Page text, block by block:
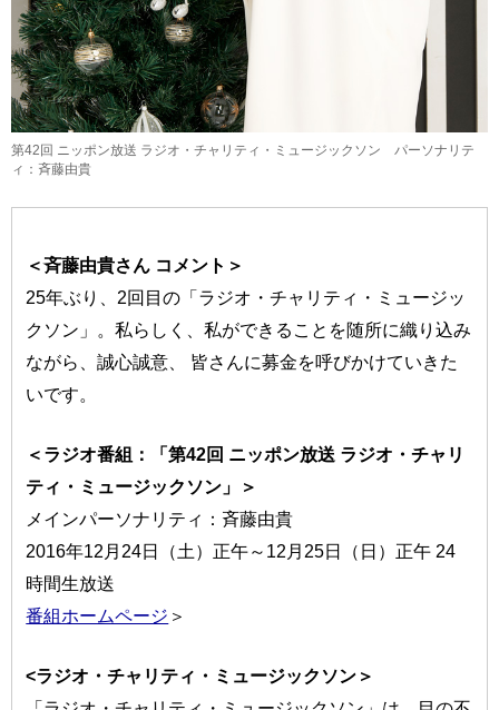
第42回 ニッポン放送 ラジオ・チャリティ・ミュージックソン パーソナリテ
ィ：斉藤由貴
＜斉藤由貴さん コメント＞
25年ぶり、2回目の「ラジオ・チャリティ・ミュージッ
クソン」。私らしく、私ができることを随所に織り込み
ながら、誠心誠意、 皆さんに募金を呼びかけていきた
いです。
＜ラジオ番組：「第42回 ニッポン放送 ラジオ・チャリ
ティ・ミュージックソン」＞
メインパーソナリティ：斉藤由貴
2016年12月24日（土）正午～12月25日（日）正午 24
時間生放送
番組ホームページ ＞
<ラジオ・チャリティ・ミュージックソン＞